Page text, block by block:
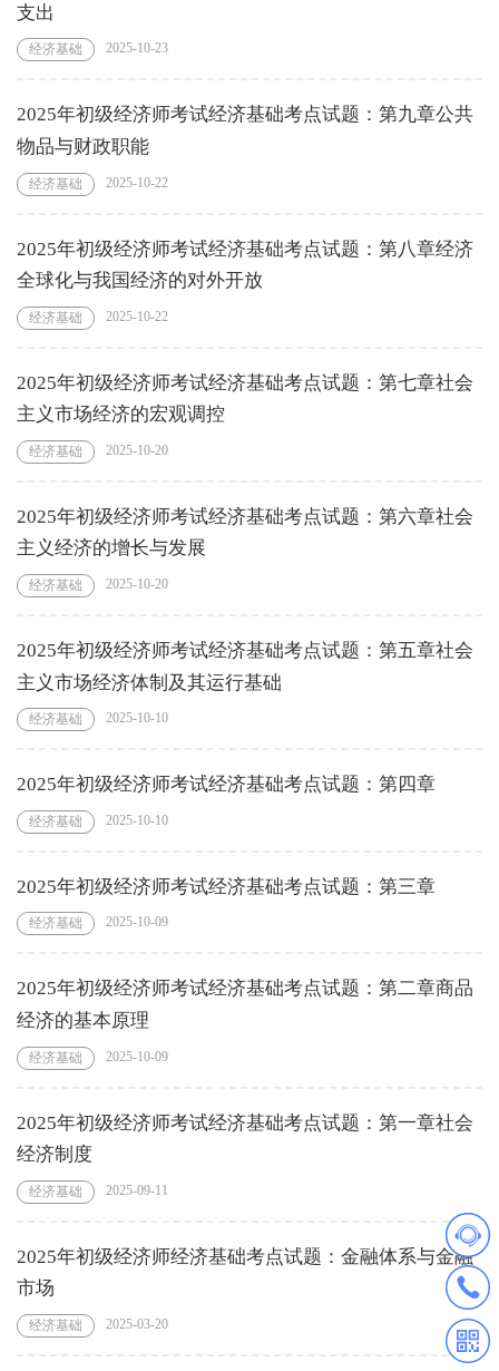
支出
经济基础 2025-10-23
2025年初级经济师考试经济基础考点试题：第九章公共
物品与财政职能
经济基础 2025-10-22
2025年初级经济师考试经济基础考点试题：第八章经济
全球化与我国经济的对外开放
经济基础 2025-10-22
2025年初级经济师考试经济基础考点试题：第七章社会
主义市场经济的宏观调控
经济基础 2025-10-20
2025年初级经济师考试经济基础考点试题：第六章社会
主义经济的增长与发展
经济基础 2025-10-20
2025年初级经济师考试经济基础考点试题：第五章社会
主义市场经济体制及其运行基础
经济基础 2025-10-10
2025年初级经济师考试经济基础考点试题：第四章
经济基础 2025-10-10
2025年初级经济师考试经济基础考点试题：第三章
经济基础 2025-10-09
2025年初级经济师考试经济基础考点试题：第二章商品
经济的基本原理
经济基础 2025-10-09
2025年初级经济师考试经济基础考点试题：第一章社会
经济制度
经济基础 2025-09-11
2025年初级经济师经济基础考点试题：金融体系与金融
市场
经济基础 2025-03-20